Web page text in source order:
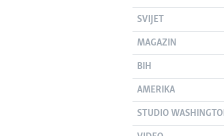
SVIJET
MAGAZIN
BIH
AMERIKA
STUDIO